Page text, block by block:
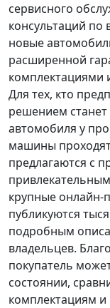
сервисного
консультаций по
новые
расширенной
комплектациями
Для тех, кто
решением
автомобиля у
машины
предлагаются с
крупные онлайн-
публикуются
подробным
владельцев.
покупатель
состоянии,
комплектациям и